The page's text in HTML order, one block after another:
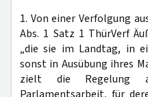
1. Von einer Verfolgung
Abs. 1 Satz 1 ThürVerf
„die sie im Landtag, in
sonst in Ausübung ihres
zielt die Regelung